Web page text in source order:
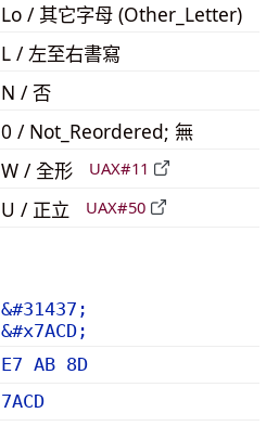
Lo / 其它字母 (Other_Letter)
L / 左至右書寫
N / 否
0 / Not_Reordered; 無
W / 全形 UAX#11
U / 正立 UAX#50
&#31437;
&#x7ACD;
E7 AB 8D
7ACD